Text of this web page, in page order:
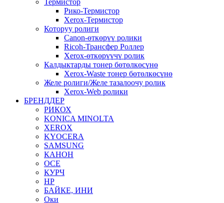
Термистор
Рико-Термистор
Xerox-Термистор
Которуу ролиги
Canon-өткөрүү ролики
Ricoh-Трансфер Роллер
Xerox-өткөрүүчү ролик
Калдыктарды тонер бөтөлкөсүнө
Xerox-Waste тонер бөтөлкөсүнө
Желе ролиги/Желе тазалоочу ролик
Xerox-Web ролики
БРЕНДДЕР
РИКОХ
KONICA MINOLTA
XEROX
KYOCERA
SAMSUNG
КАНОН
OCE
КУРЧ
HP
БАЙКЕ, ИНИ
Оки